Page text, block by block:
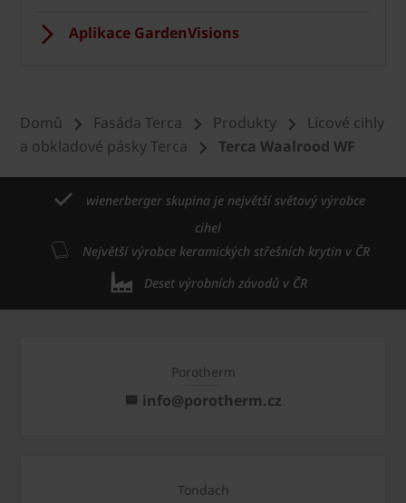
Aplikace GardenVisions
Domů Fasáda Terca Produkty
Lícové cihly
a obkladové pásky Terca
Terca Waalrood WF
wienerberger skupina je největší světový výrobce
cihel
Největší výrobce keramických střešních krytin v ČR
Deset výrobních závodů v ČR
Porotherm
info@porotherm.cz
Tondach